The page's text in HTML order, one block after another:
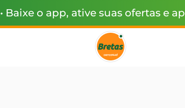
• Baixe o app, ative suas ofertas e